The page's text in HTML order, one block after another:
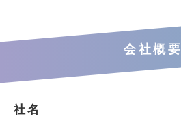
会社概要
社名